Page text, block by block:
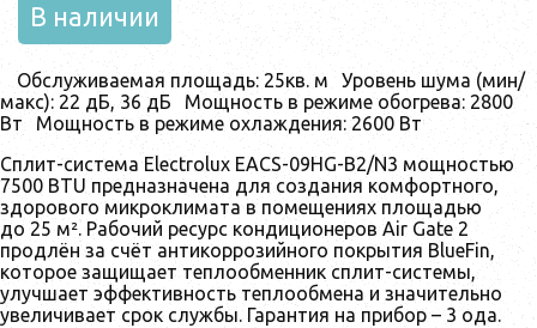
В наличии
Обслуживаемая площадь: 25кв. м
Уровень шума (мин/
макс): 22 дБ, 36 дБ Мощность в режиме обогрева: 2800
Вт
Мощность в режиме охлаждения: 2600 Вт
Сплит-система Electrolux EACS-09HG-B2/N3 мощностью
7500 BTU предназначена для создания комфортного,
здорового микроклимата в помещениях площадью
до 25 м². Рабочий ресурс кондиционеров Air Gate 2
продлён за счёт антикоррозийного покрытия BlueFin,
которое защищает теплообменник сплит-системы,
улучшает эффективность теплообмена и значительно
увеличивает срок службы. Гарантия на прибор – 3 ода.